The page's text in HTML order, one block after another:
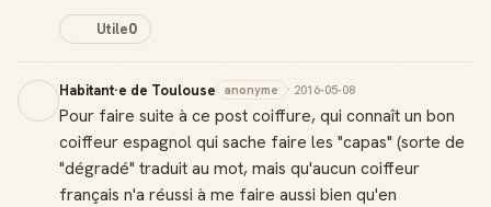
Utile0
Habitant·e de Toulouse anonyme · 2016-05-08
Pour faire suite à ce post coiffure, qui connaît un bon
coiffeur espagnol qui sache faire les "capas" (sorte de
"dégradé" traduit au mot, mais qu'aucun coiffeur
français n'a réussi à me faire aussi bien qu'en